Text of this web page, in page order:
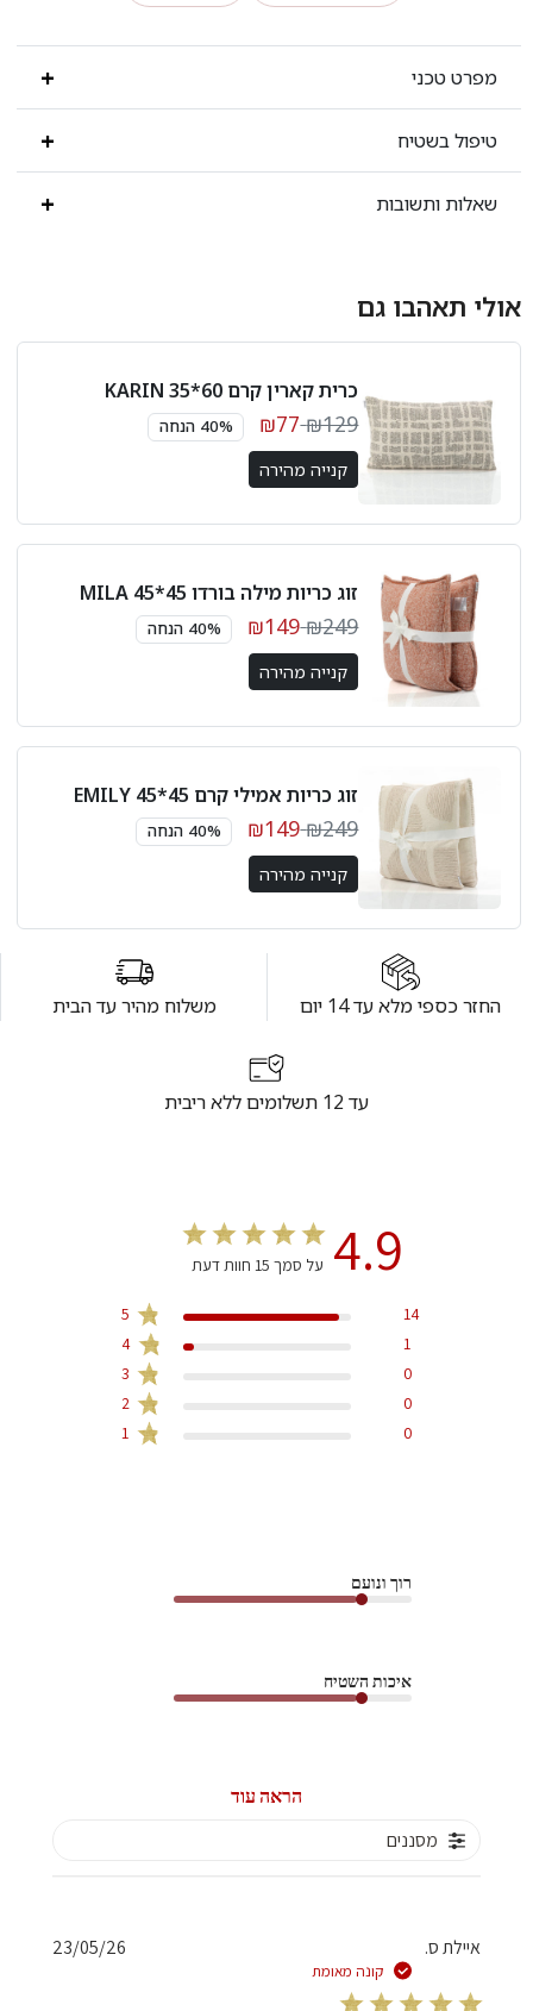
מפרט טכני
טיפול בשטיח
שאלות ותשובות
אולי תאהבו גם
כרית קארין קרם 60*35 KARIN
₪129
₪77 40% הנחה
קנייה מהירה
זוג כריות מילה בורדו 45*45 MILA
₪249
₪149 40% הנחה
קנייה מהירה
זוג כריות אמילי קרם 45*45 EMILY
₪249
₪149 40% הנחה
קנייה מהירה
החזר כספי מלא עד 14 יום משלוח מהיר עד הבית
עד 12 תשלומים ללא ריבית
4.9 על סמך 15 חוות דעת
5
14
4
1
3
0
2
0
1
0
רוך ונועם
איכות השטיח
הראה עוד
מסננים
איילת ס.
קונה מאומת
23/05/26